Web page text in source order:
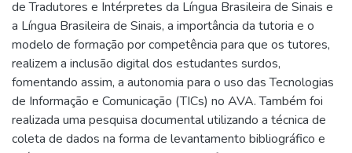
de Tradutores e Intérpretes da Língua Brasileira de Sinais e
a Língua Brasileira de Sinais, a importância da tutoria e o
modelo de formação por competência para que os tutores,
realizem a inclusão digital dos estudantes surdos,
fomentando assim, a autonomia para o uso das Tecnologias
de Informação e Comunicação (TICs) no AVA. Também foi
realizada uma pesquisa documental utilizando a técnica de
coleta de dados na forma de levantamento bibliográfico e